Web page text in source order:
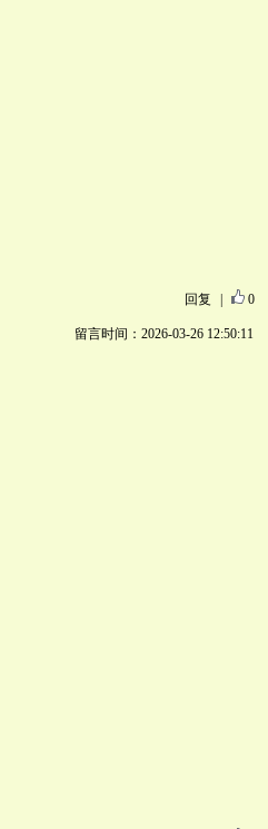
回复 0
留言时间：2026-03-26 12:50:11